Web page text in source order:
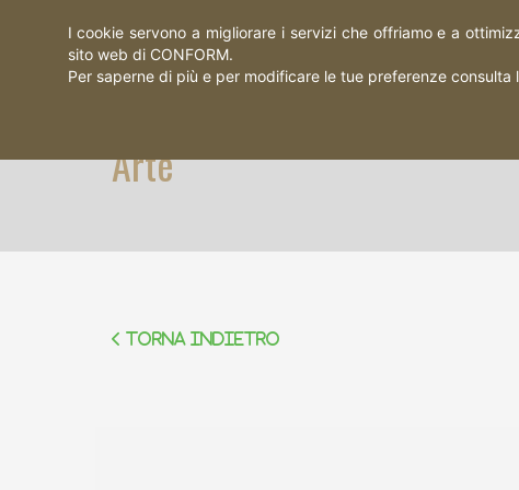
Arte
Torna indietro
I cookie servono a migliorare i servizi che offriamo e a
sito web di CONFORM.
Per saperne di più e per modificare le tue preferenze consulta